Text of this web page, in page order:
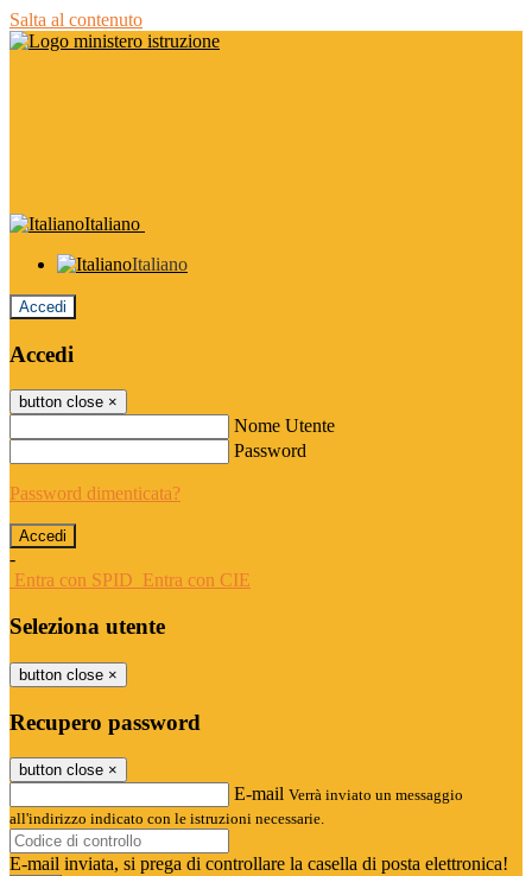
Salta al contenuto
Italiano
Italiano
Accedi
Accedi
button close ×
Nome Utente
Password
Password dimenticata?
-
Entra con SPID Entra con CIE
Seleziona utente
button close ×
Recupero password
button close ×
E-mail Verrà inviato un messaggio
all'indirizzo indicato con le istruzioni necessarie.
E-mail inviata, si prega di controllare la casella di posta elettronica!